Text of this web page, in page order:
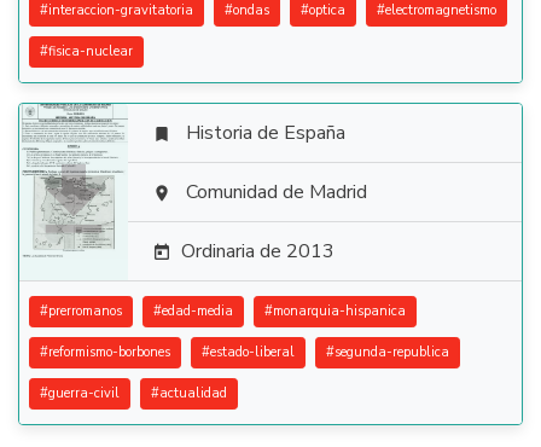
#interaccion-gravitatoria #ondas #optica #electromagnetismo
#fisica-nuclear

 Historia de España
 Comunidad de Madrid
 Ordinaria de 2013
#prerromanos #edad-media #monarquia-hispanica
#reformismo-borbones #estado-liberal #segunda-republica
#guerra-civil #actualidad